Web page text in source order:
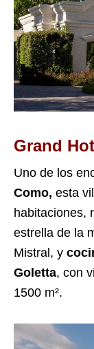
Grand
Uno de los
Como, esta
habitaciones,
estrella de la
Mistral, y
Goletta, con
1500 m².